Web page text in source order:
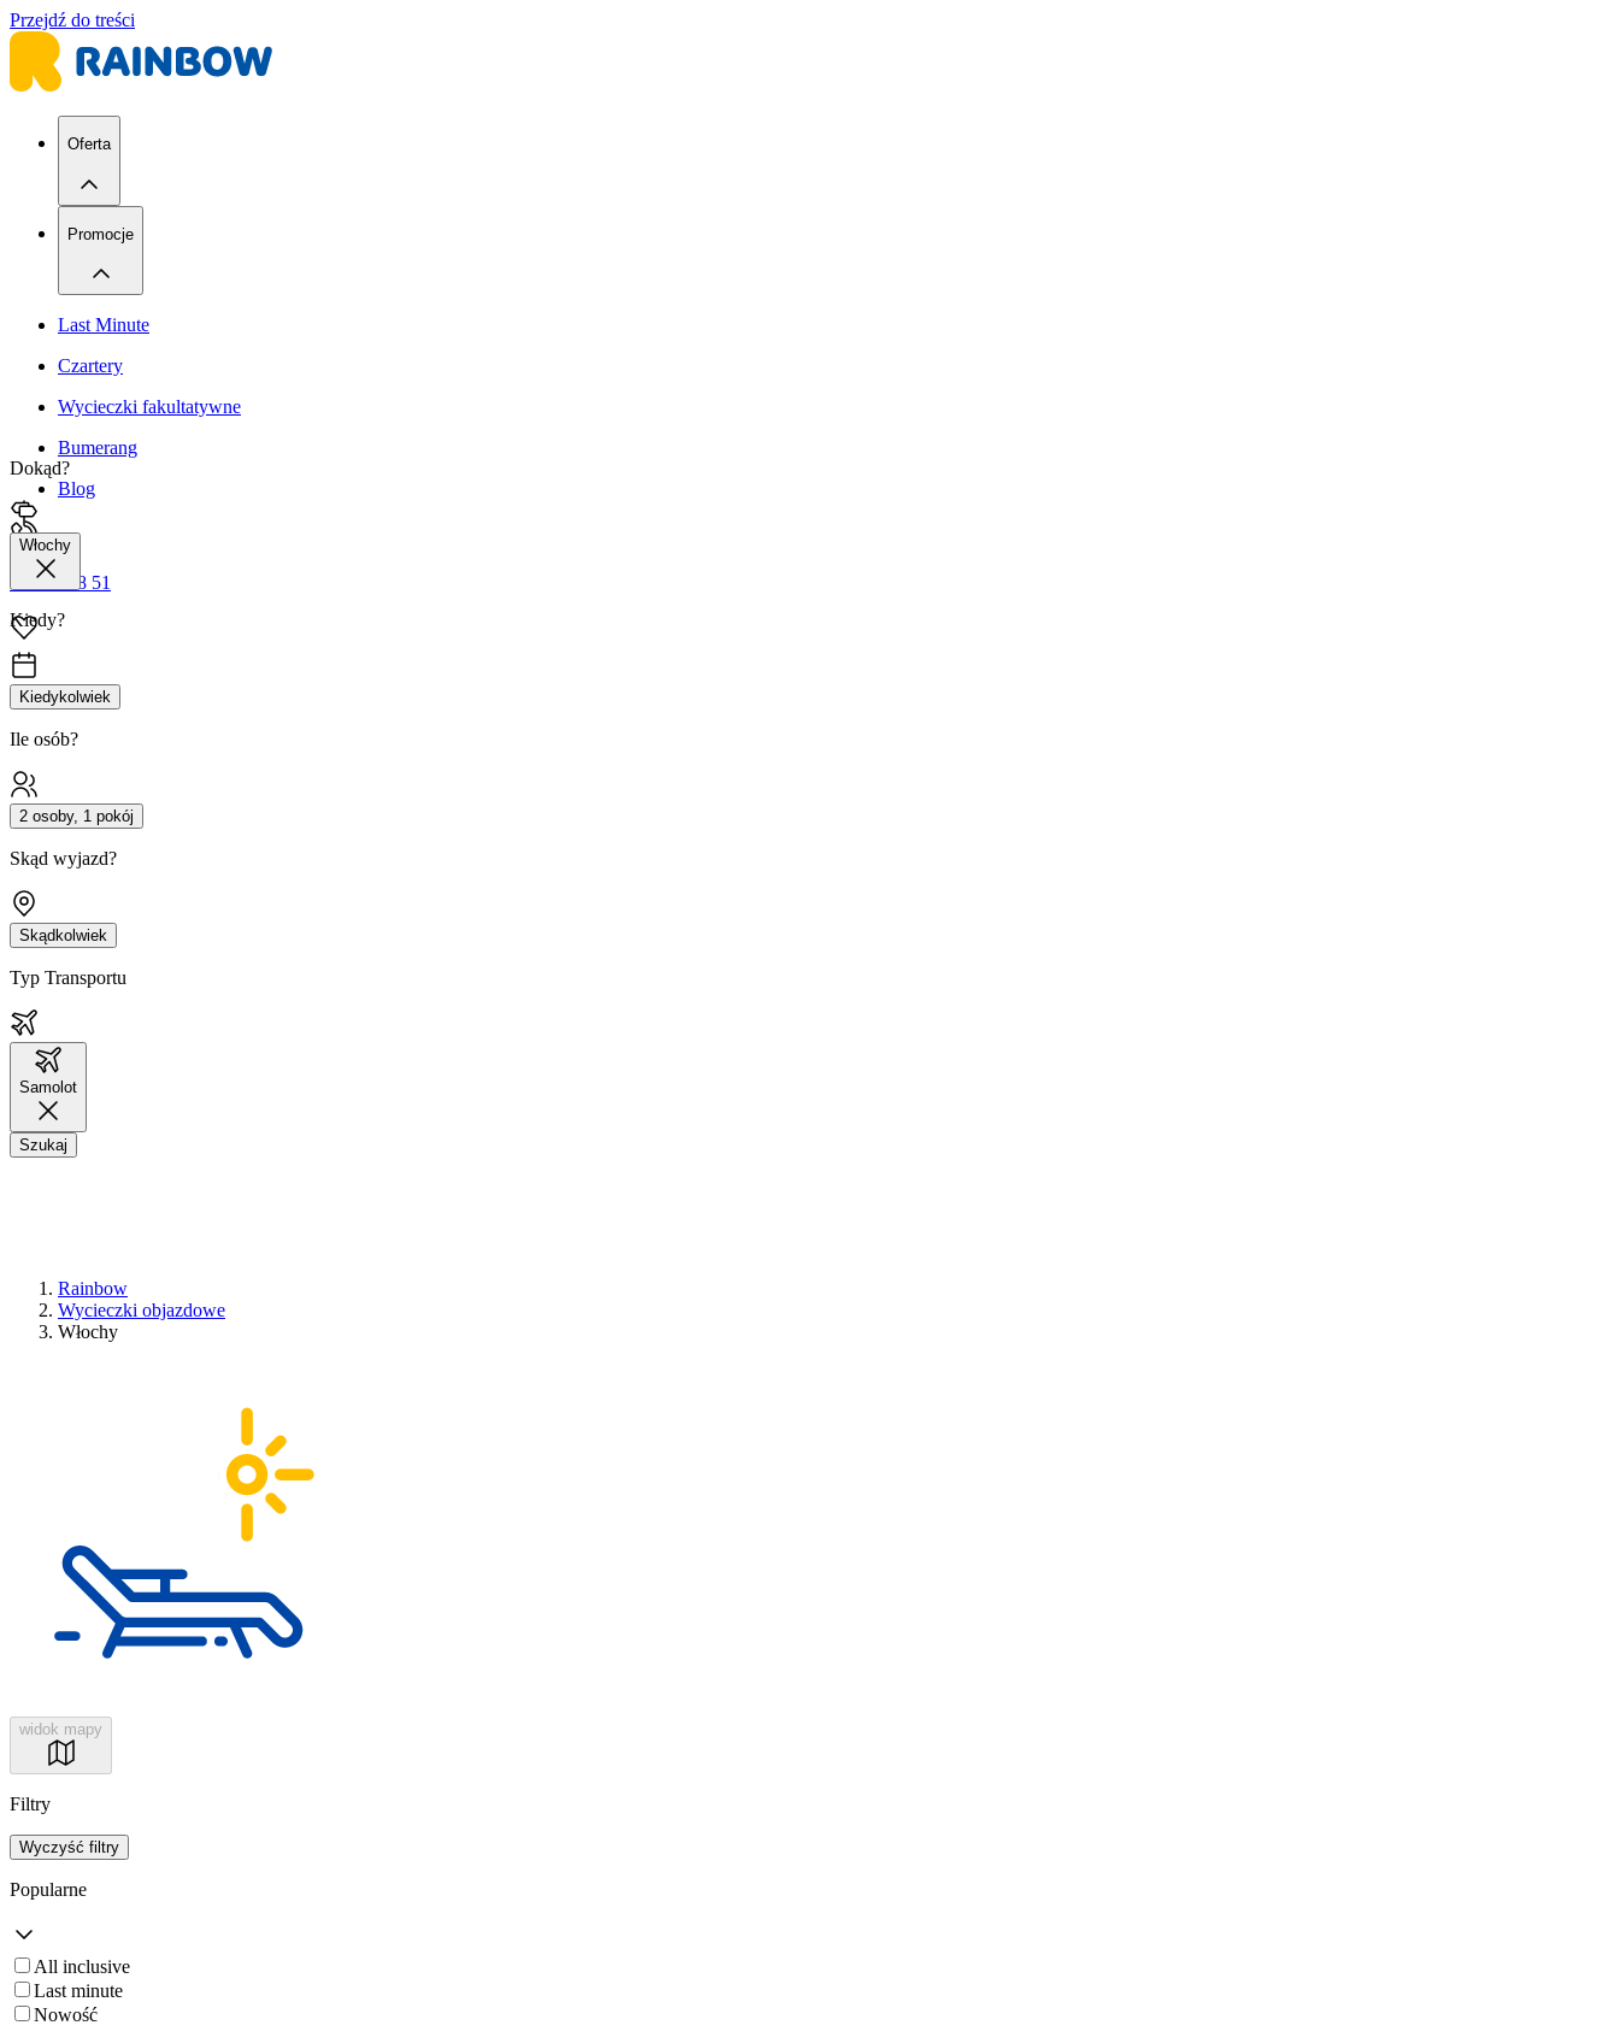
Przejdź do treści
Oferta
Promocje
Last Minute
Czartery
Wycieczki fakultatywne
Bumerang
Blog
42 680 38 51
Dokąd?
Włochy
Kiedy?
Kiedykolwiek
Ile osób?
2 osoby, 1 pokój
Skąd wyjazd?
Skądkolwiek
Typ Transportu
Samolot
Szukaj
Rainbow
Wycieczki objazdowe
Włochy
widok mapy
Filtry
Wyczyść filtry
Popularne
All inclusive
Last minute
Nowość